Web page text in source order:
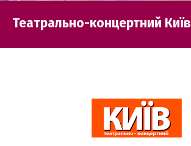
Театрально-концертний Київ